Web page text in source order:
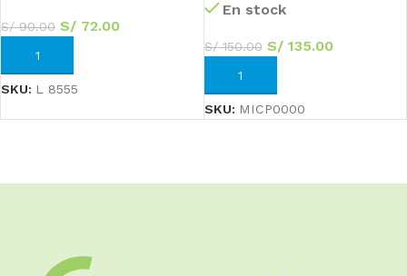
S/90.00 S/ 72.00
AÑADIR AL CARRITO
SKU: L 8555
En stock
S/150.00 S/135.00
AÑADIR AL CARRITO
SKU: MICP0000